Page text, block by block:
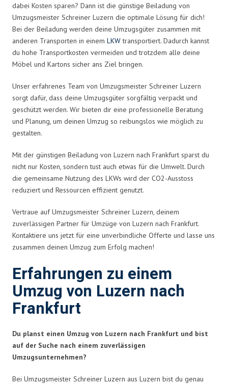
dabei Kosten sparen? Dann ist die günstige Beiladung von
Umzugsmeister Schreiner Luzern die optimale Lösung für dich!
Bei der Beiladung werden deine Umzugsgüter zusammen mit
anderen Transporten in einem LKWtransportiert. Dadurch kannst
du hohe Transportkosten vermeiden und trotzdem alle deine
Möbel und Kartons sicher ans Ziel bringen.
Unser erfahrenes Team von Umzugsmeister Schreiner Luzern
sorgt dafür, dass deine Umzugsgüter sorgfältig verpackt und
geschützt werden. Wir bieten dir eine professionelle Beratung
und Planung, um deinen Umzug so reibungslos wie möglich zu
gestalten.
Mit der günstigen Beiladung von Luzern nach Frankfurt sparst du
nicht nur Kosten, sondern tust auch etwas für die Umwelt. Durch
die gemeinsame Nutzung des LKWs wird der CO2-Ausstoss
reduziert und Ressourcen effizient genutzt.
Vertraue auf Umzugsmeister Schreiner Luzern, deinem
zuverlässigen Partner für Umzüge von Luzern nach Frankfurt.
Kontaktiere uns jetzt für eine unverbindliche Offerte und lasse uns
zusammen deinen Umzug zum Erfolg machen!
Erfahrungen zu einem
Umzug von Luzern nach
Frankfurt
Du planst einen Umzug von Luzern nach Frankfurt und bist
auf der Suche nach einem zuverlässigen
Umzugsunternehmen?
Bei Umzugsmeister Schreiner Luzern aus Luzern bist du genau